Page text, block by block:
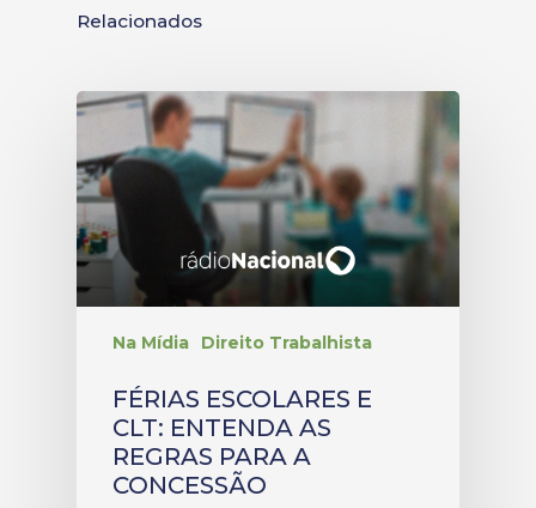
Relacionados
Na Mídia Direito Trabalhista
FÉRIAS ESCOLARES E
CLT: ENTENDA AS
REGRAS PARA A
CONCESSÃO